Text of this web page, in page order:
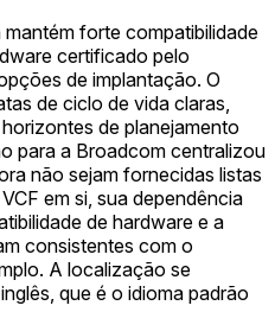
forte compatibilidade
certificado pelo
de implantação. O
de ciclo de vida claras,
de planejamento
para a Broadcom centralizou
não sejam fornecidas listas
em si, sua dependência
de hardware e a
consistentes com o
A localização se
que é o idioma padrão